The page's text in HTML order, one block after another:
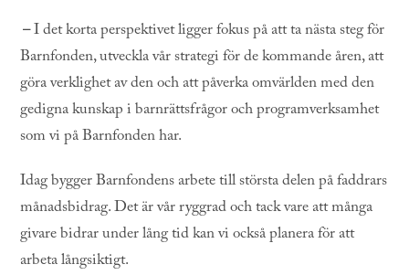
–I det korta perspektivet ligger fokus på att ta nästa steg för
Barnfonden, utveckla vår strategi för de kommande åren, att
göra verklighet av den och att påverka omvärlden med den
gedigna kunskap i barnrättsfrågor och programverksamhet
som vi på Barnfonden har.
Idag bygger Barnfondens arbete till största delen på faddrars
månadsbidrag. Det är vår ryggrad och tack vare att många
givare bidrar under lång tid kan vi också planera för att
arbeta långsiktigt.